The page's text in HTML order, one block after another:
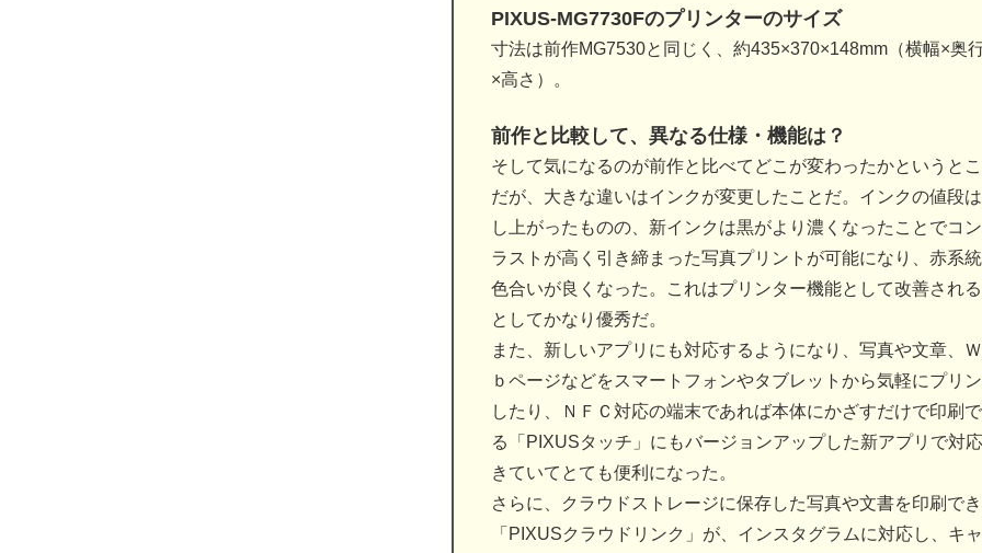
PIXUS-MG7730Fのプリンターのサイズ
寸法は前作MG7530と同じく、約435×370×148mm（横幅×奥
×高さ）。
前作と比較して、異なる仕様・機能は？
そして気になるのが前作と比べてどこが変わったかというと
だが、大きな違いはインクが変更したことだ。インクの値段
し上がったものの、新インクは黒がより濃くなったことでコ
ラストが高く引き締まった写真プリントが可能になり、赤系
色合いが良くなった。これはプリンター機能として改善され
としてかなり優秀だ。
また、新しいアプリにも対応するようになり、写真や文章、
ｂページなどをスマートフォンやタブレットから気軽にプリ
したり、ＮＦＣ対応の端末であれば本体にかざすだけで印刷
る「PIXUSタッチ」にもバージョンアップした新アプリで対
きていてとても便利になった。
さらに、クラウドストレージに保存した写真や文書を印刷で
「PIXUSクラウドリンク」が、インスタグラムに対応し、キ